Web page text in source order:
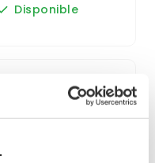
Disponible